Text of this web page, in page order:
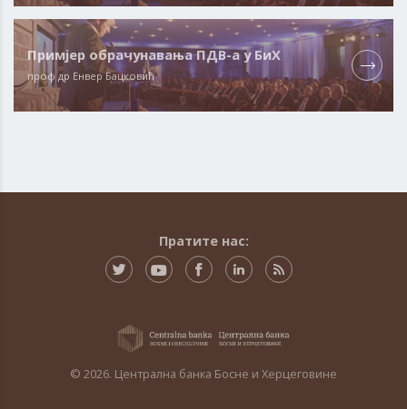
Примјер обрачунавања ПДВ-а у БиХ
проф др Енвер Бацковић
Пратите нас:
© 2026. Централна банка Босне и Херцеговине